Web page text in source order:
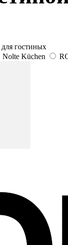
гостиных
Nolte Küchen